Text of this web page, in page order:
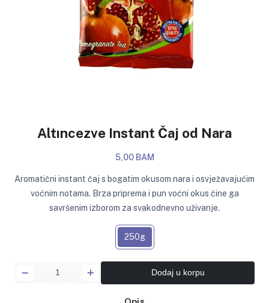
Altıncezve Instant Čaj od Nara
5,00 BAM
Aromatični instant čaj s bogatim okusom nara i osvježavajućim
voćnim notama. Brza priprema i pun voćni okus čine ga
savršenim izborom za svakodnevno uživanje.
250g
Dodaj u korpu